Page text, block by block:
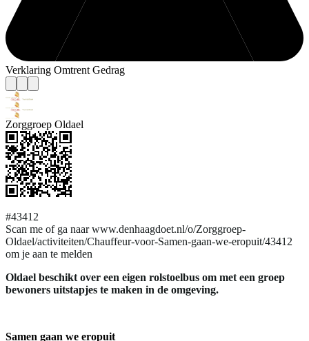
Verklaring Omtrent Gedrag
Zorggroep Oldael
#43412
Scan me of ga naar www.denhaagdoet.nl/o/Zorggroep-
Oldael/activiteiten/Chauffeur-voor-Samen-gaan-we-eropuit/43412
om je aan te melden
Oldael beschikt over een eigen rolstoelbus om met een groep
bewoners uitstapjes te maken in de omgeving.
Samen gaan we eropuit